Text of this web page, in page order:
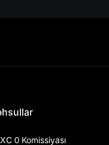
0 Komissiyası